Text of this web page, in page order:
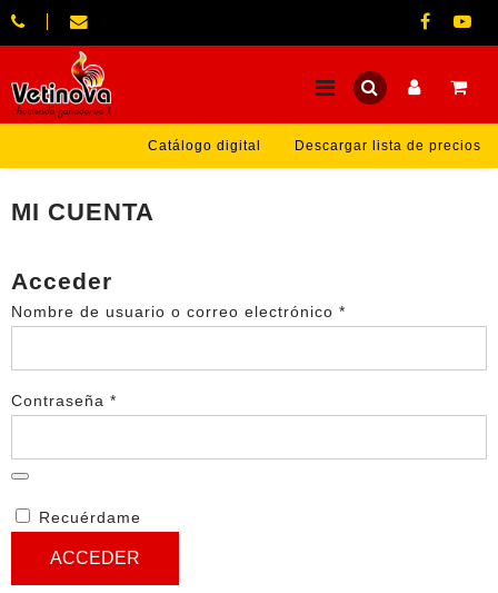
Catálogo digital Descargar lista de precios
MI CUENTA
Acceder
Nombre de usuario o correo electrónico *
Contraseña *
Recuérdame
ACCEDER